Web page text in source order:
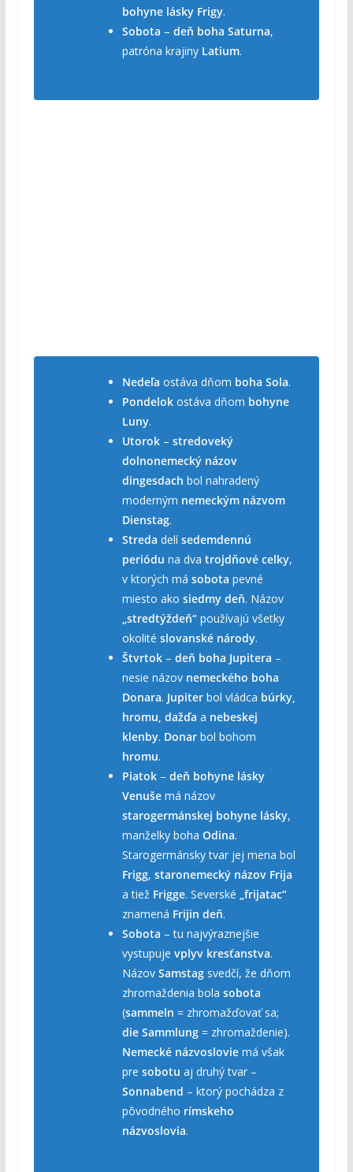
bohyne lásky Frigy.
Sobota – deň boha Saturna,
patróna krajiny Latium.
Nedeľa ostáva dňom boha Sola.
Pondelokostáva dňom bohyne
Luny.
Utorok– stredoveký
dolnonemecký názov
dingesdach bol nahradený
moderným nemeckým názvom
Dienstag.
Streda delísedemdennú
periódu na dva trojdňové celky,
v ktorých má sobota pevné
miesto ako siedmy deň. Názov
„stredtýždeň“používajú všetky
okolité slovanské národy.
Štvrtok– deň boha Jupitera –
nesie názov nemeckého boha
Donara. Jupiterbol vládca búrky,
hromu, dažďa a nebeskej
klenby. Donarbol bohom
hromu.
Piatok– deň bohyne lásky
Venušemá názov
starogermánskej bohyne lásky,
manželky boha Odina.
Starogermánsky tvar jej mena bol
Frigg, staronemecký názov Frija
a tiež Frigge. Severské „frijatac“
znamená Frijin deň.
Sobota – tu najvýraznejšie
vystupuje vplyv kresťanstva.
Názov Samstagsvedčí, že dňom
zhromaždenia bola sobota
(sammeln = zhromažďovať sa;
die Sammlung= zhromaždenie).
Nemecké názvosloviemá však
pre sobotu aj druhý tvar –
Sonnabend – ktorý pochádza z
pôvodného rímskeho
názvoslovia.